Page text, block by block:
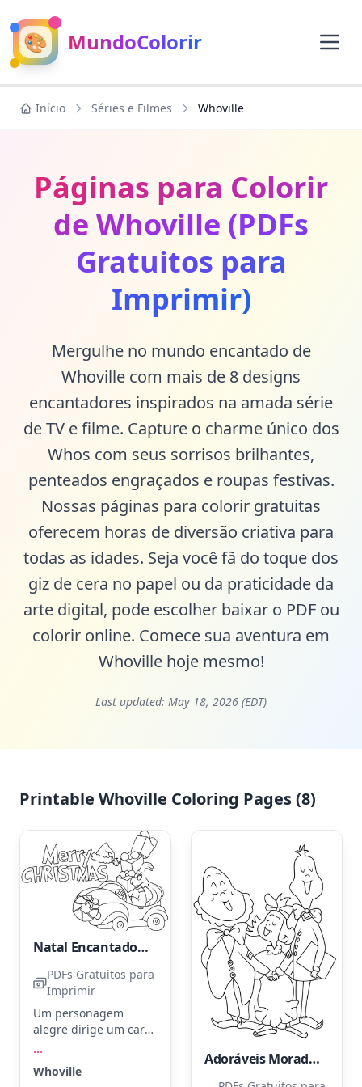
🎨 MundoColorir
Início Séries e Filmes Whoville
Páginas para Colorir
de Whoville (PDFs
Gratuitos para
Imprimir)
Mergulhe no mundo encantado de
Whoville com mais de 8 designs
encantadores inspirados na amada série
de TV e filme. Capture o charme único dos
Whos com seus sorrisos brilhantes,
penteados engraçados e roupas festivas.
Nossas páginas para colorir gratuitas
oferecem horas de diversão criativa para
todas as idades. Seja você fã do toque dos
giz de cera no papel ou da praticidade da
arte digital, pode escolher baixar o PDF ou
colorir online. Comece sua aventura em
Whoville hoje mesmo!
Last updated: May 18, 2026 (EDT)
Printable Whoville Coloring Pages (8)
Natal Encantado em Whoville
PDFs Gratuitos para
Imprimir
Um personagem
alegre dirige um carro
laço decorativo na
...
Whoville
Adoráveis Moradores de Whoville